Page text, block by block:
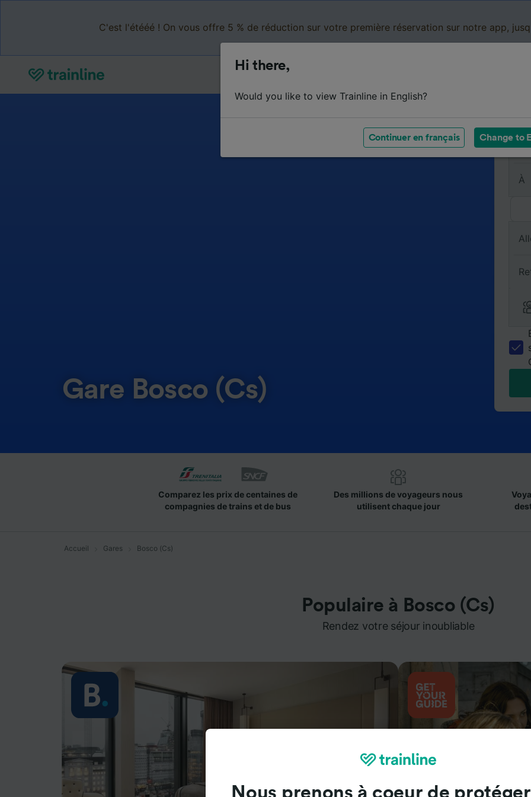
C'est l'étééé ! On vous offre 5 % de réduction sur votre première réservation sur notre app,
Gare Bosco (Cs)
De
À
Comparez les prix de centaines de
compagnies de trains et de bus
Des millions de voyageurs nous
utilisent chaque jour
Accueil Gares Bosco (Cs)
Populaire à Bosco (Cs)
Rendez votre séjour inoubliable
Hi there,
Would you like to view Trainline in English?
Continuer en français Change to
Nous prenons à coeur de